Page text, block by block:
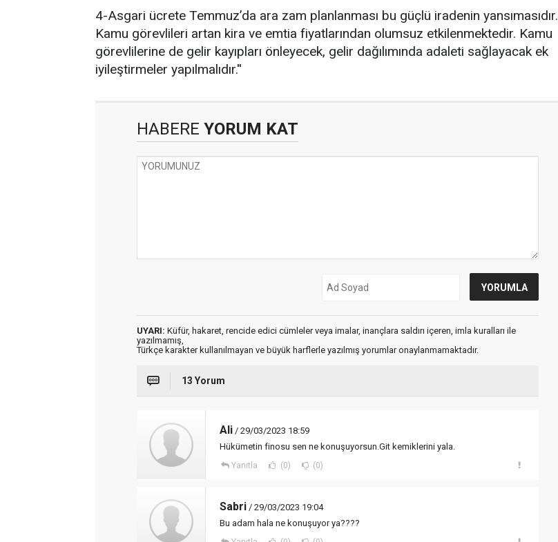
4-Asgari ücrete Temmuz’da ara zam planlanması bu güçlü iradenin yansımasıdır.
Kamu görevlileri artan kira ve emtia fiyatlarından olumsuz etkilenmektedir. Kamu
görevlilerine de gelir kayıpları önleyecek, gelir dağılımında adaleti sağlayacak ek
iyileştirmeler yapılmalıdır.''
HABERE YORUM KAT
UYARI: Küfür, hakaret, rencide edici cümleler veya imalar, inançlara saldırı içeren, imla kuralları ile
yazılmamış,
Türkçe karakter kullanılmayan ve büyük harflerle yazılmış yorumlar onaylanmamaktadır.
13 Yorum
Ali / 29/03/2023 18:59
Hükümetin finosu sen ne konuşuyorsun.Git kemiklerini yala.
Yanıtla (0) (0)
Sabri / 29/03/2023 19:04
Bu adam hala ne konuşuyor ya????